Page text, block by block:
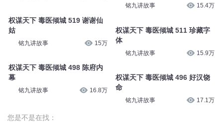
权谋天下 毒医倾城 519 谢谢仙
姑
铭九讲故事 15万
权谋天下 毒医倾城 498 陈府内
幕
铭九讲故事 16.8万
铭九讲故事 15.4万
权谋天下 毒医倾城 511 珍藏字
体
铭九讲故事 15.9万
权谋天下 毒医倾城 496 好汉饶
命
铭九讲故事 17.1万
您是不是在找：